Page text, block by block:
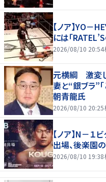
【ノア】YO－
には「
2026/08/10 20:54
元横綱 激変し
妻と“銀ブラ”
朝青龍氏
2026/08/10 20:25
【ノア】N－１
出場、後楽園
2026/08/10 19:38